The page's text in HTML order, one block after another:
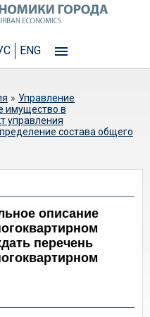
ENG
» Управление
имущество в
управления
состава общего
в
Нужно ли
общего
доме?
описание
перечень